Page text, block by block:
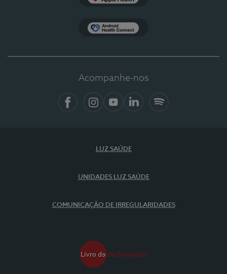
Acompanhe-nos
LUZ SAÚDE
UNIDADES LUZ SAÚDE
COMUNICAÇÃO DE IRREGULARIDADES